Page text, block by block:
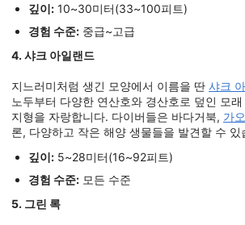
깊이: 10~30미터(33~100피트)
경험 수준: 중급~고급
4. 샤크 아일랜드
지느러미처럼 생긴 모양에서 이름을 딴 샤크
노두부터 다양한 연산호와 경산호로 덮인 모
지형을 자랑합니다. 다이버들은 바다거북, 가
론, 다양하고 작은 해양 생물들을 발견할 수 있
깊이: 5~28미터(16~92피트)
경험 수준: 모든 수준
5. 그린 록